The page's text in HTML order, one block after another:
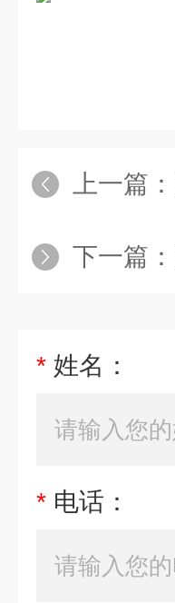
上一篇：
下一篇：
* 姓名：
* 电话：